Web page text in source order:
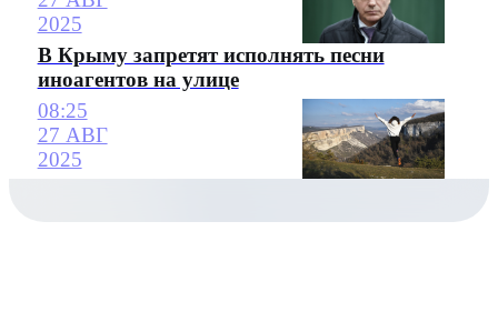
2025
В Крыму запретят исполнять песни
иноагентов на улице
08:25
27 АВГ
2025